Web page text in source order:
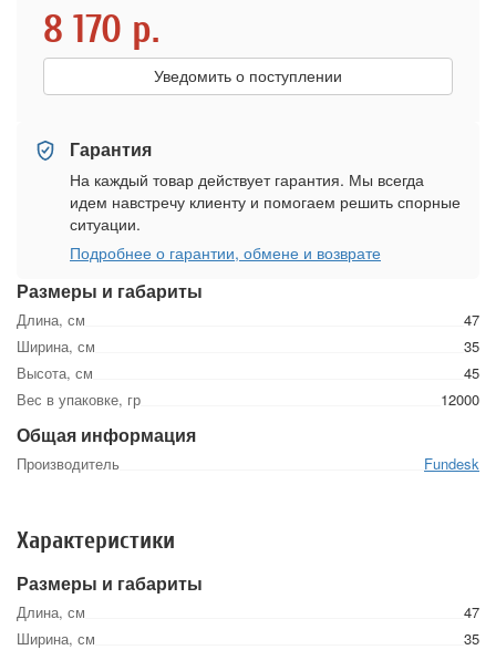
Размеры и габариты
Длина, см
47
Ширина, см
35
Высота, см
45
Вес в упаковке, гр
12000
Общая информация
Производитель Fundesk
8 170 р.
Уведомить о поступлении
Гарантия
На каждый товар действует гарантия. Мы всегда
идем навстречу клиенту и помогаем решить спорные
ситуации.
Подробнее о гарантии, обмене и возврате
Характеристики
Размеры и габариты
Длина, см
47
Ширина, см
35